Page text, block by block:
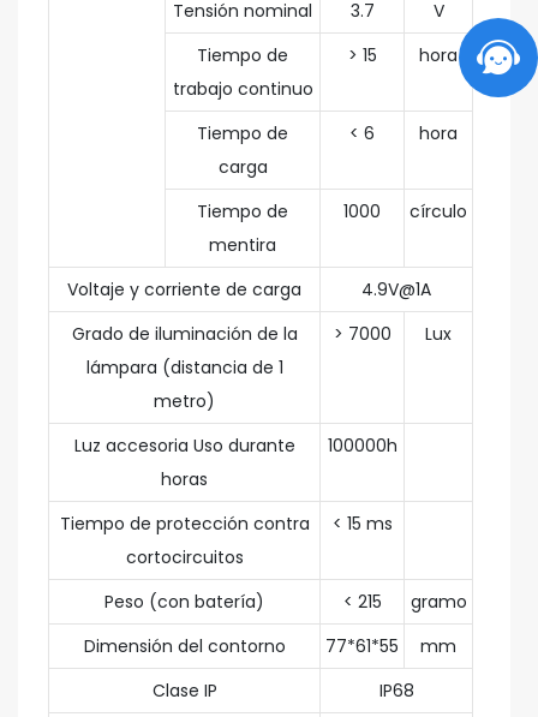
Tensión nominal 3.7
V
Tiempo de
trabajo continuo
> 15 hora
Tiempo de
carga
< 6 hora
Tiempo de
mentira
1000 círculo
Voltaje y corriente de carga
4.9V@1A
Grado de iluminación de la
lámpara (distancia de 1
metro)
> 7000 Lux
Luz accesoria Uso durante
horas
100000h
Tiempo de protección contra
cortocircuitos
< 15 ms
Peso (con batería) < 215
gramo
Dimensión del contorno
77*61*55
mm
Clase IP
IP68